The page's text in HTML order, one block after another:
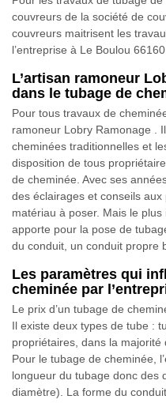
couvreurs de la société de
couvreurs maitrisent les
l’entreprise à Le Boulou
L’artisan ramoneur
dans le tubage de
Pour tous travaux de
ramoneur Lobry Ramonage .
cheminées traditionnelles et
disposition de tous
de cheminée. Avec ses
des éclairages et conseils aux
matériau à poser. Mais le plus
apporte pour la pose de
du conduit, un conduit propre
Les paramètres qui
cheminée par
Le prix d’un tubage de
Il existe deux types de tube :
propriétaires, dans la
Pour le tubage de cheminée,
longueur du tubage donc des
diamètre). La forme du